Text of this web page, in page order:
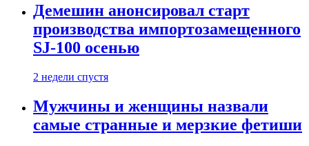
Демешин анонсировал старт
производства импортозамещенного
SJ-100 осенью
2 недели спустя
Мужчины и женщины назвали
самые странные и мерзкие фетиши